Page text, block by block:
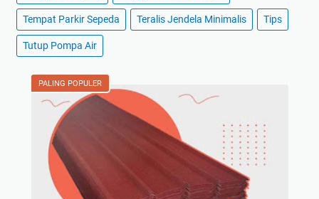
Tempat Parkir Sepeda Teralis Jendela Minimalis Tips
Tutup Pompa Air
PALING POPULER